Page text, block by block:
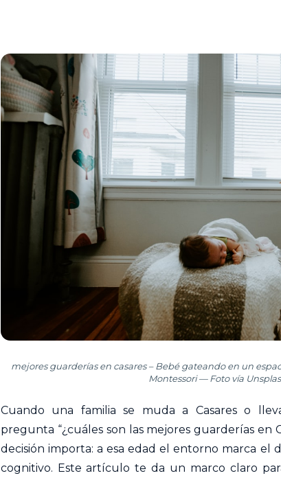
mejores guarderías en casares – Bebé gateando en un
Montessori — Foto vía
Cuando una familia se muda a Casares o
pregunta “¿cuáles son las mejores guarderías en
decisión importa: a esa edad el entorno marca el
cognitivo. Este artículo te da un marco claro